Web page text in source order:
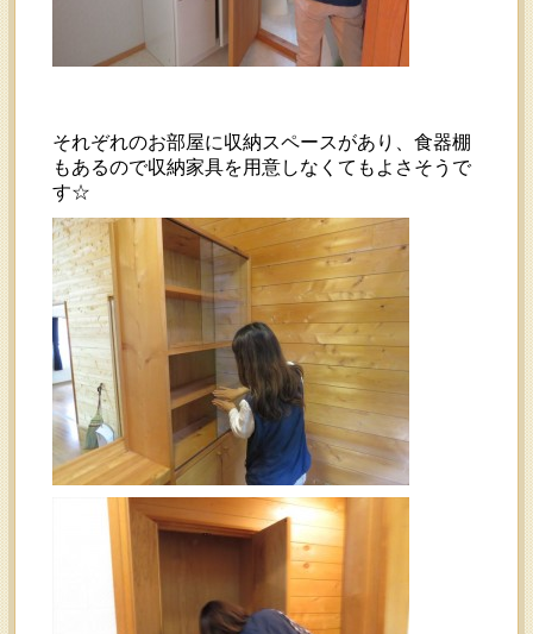
それぞれのお部屋に収納スペースがあり、食器棚
もあるので収納家具を用意しなくてもよさそうで
す☆